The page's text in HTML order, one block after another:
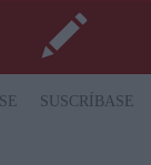
SUSCRÍBASE